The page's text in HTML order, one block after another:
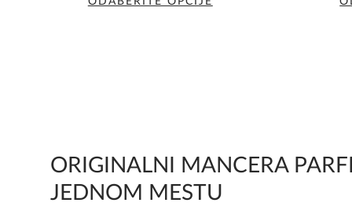
biti
izabrane
na
ORIGINALNI MANCERA
JEDNOM MESTU